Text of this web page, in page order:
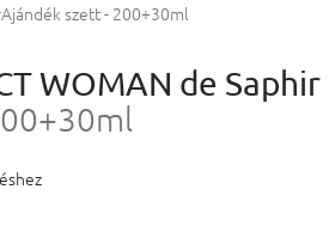
Ajándék szett - 200+30ml
WOMAN de Saphir
csillag.